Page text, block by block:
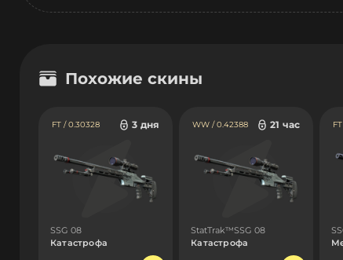
Похожие скины
FT / 0.30328 3 дня
SSG 08
Катастрофа
WW / 0.42388 21 час
StatTrak™SSG 08
Катастрофа